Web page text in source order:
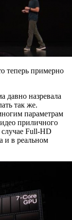
теперь примерно
давно назревала
так же.
параметрам
приличного
Full-HD
и в реальном